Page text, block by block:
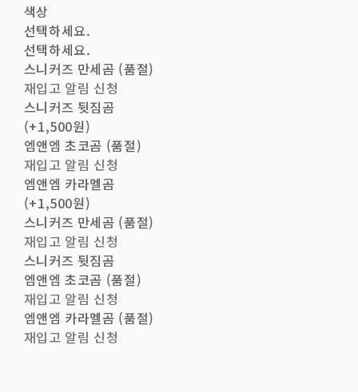
색상
선택하세요.
선택하세요.
스니커즈 만세곰 (품절)
재입고 알림 신청
스니커즈 뒷짐곰
(+1,500원)
엠앤엠 초코곰 (품절)
재입고 알림 신청
엠앤엠 카라멜곰
(+1,500원)
스니커즈 만세곰 (품절)
재입고 알림 신청
스니커즈 뒷짐곰
엠앤엠 초코곰 (품절)
재입고 알림 신청
엠앤엠 카라멜곰 (품절)
재입고 알림 신청